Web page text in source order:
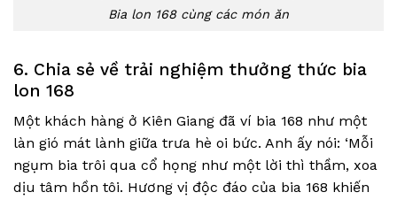
Bia lon 168 cùng các món ăn
6. Chia sẻ về trải nghiệm thưởng thức bia
lon 168
Một khách hàng ở Kiên Giang đã ví bia 168 như một
làn gió mát lành giữa trưa hè oi bức. Anh ấy nói: ‘Mỗi
ngụm bia trôi qua cổ họng như một lời thì thầm, xoa
dịu tâm hồn tôi. Hương vị độc đáo của bia 168 khiến